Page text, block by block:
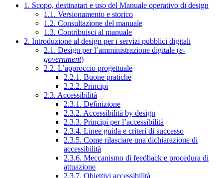
1. Scopo, destinatari e uso del Manuale operativo di design
1.1. Versionamento e storico
1.2. Consultazione del manuale
1.3. Contribuisci al manuale
2. Introduzione al design per i servizi pubblici digitali
2.1. Design per l’amministrazione digitale (e-
government)
2.2. L’approccio progettuale
2.2.1. Buone pratiche
2.2.2. Principi
2.3. Accessibilità
2.3.1. Definizione
2.3.2. Accessibilità by design
2.3.3. Principi per l’accessibilità
2.3.4. Linee guida e criteri di successo
2.3.5. Come rilasciare una dichiarazione di
accessibilità
2.3.6. Meccanismo di feedback e procedura di
attuazione
2.3.7. Obiettivi accessibilità